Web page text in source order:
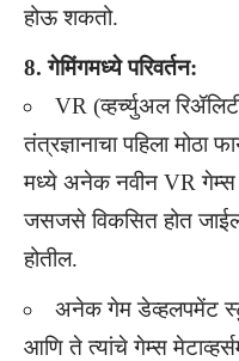
होऊ शकतो.
8. गेमिंगमध्ये परिवर्तन:
VR (व्हर्च्युअल
तंत्रज्ञानाचा पहिला मोठा
मध्ये अनेक नवीन VR
जसजसे विकसित होत
होतील.
अनेक गेम डेव्हलपमेंट
आणि ते त्यांचे गेम्स